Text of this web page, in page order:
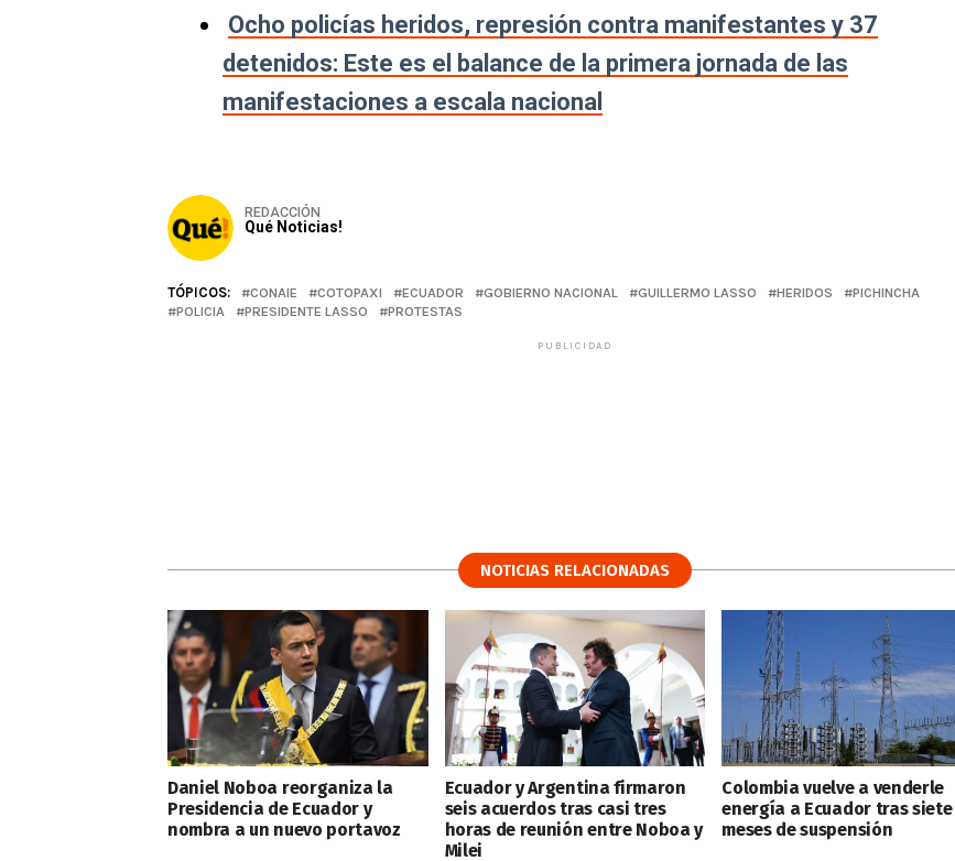
Ocho policías heridos, represión contra manifestantes y 37
detenidos: Este es el balance de la primera jornada de las
manifestaciones a escala nacional
REDACCIÓN
Qué Noticias!
TÓPICOS: CONAIE COTOPAXI ECUADOR GOBIERNO NACIONAL GUILLERMO LASSO HERIDOS
PICHINCHA
POLICIA
PRESIDENTE LASSO PROTESTAS
PUBLICIDAD
NOTICIAS RELACIONADAS
Daniel Noboa reorganiza la
Presidencia de Ecuador y
nombra a un nuevo portavoz
Ecuador y Argentina firmaron
seis acuerdos tras casi tres
horas de reunión entre Noboa y
Milei
Colombia vuelve a venderle
energía a Ecuador tras siete
meses de suspensión